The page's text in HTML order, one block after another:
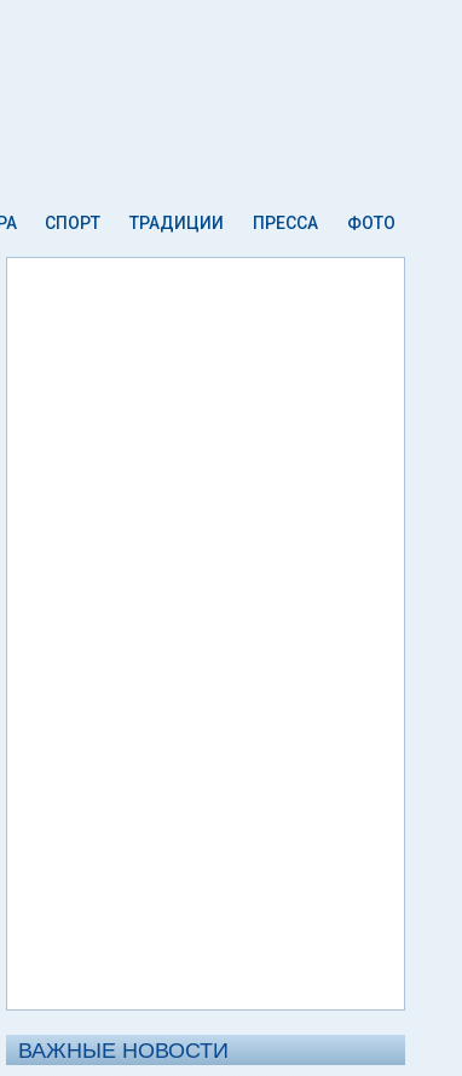
СПОРТ ТРАДИЦИИ ПРЕССА ФОТО
ВАЖНЫЕ НОВОСТИ